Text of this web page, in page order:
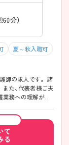
分）
夏～秋入職可
の求人です。 諸
業務への理解が深
て
る